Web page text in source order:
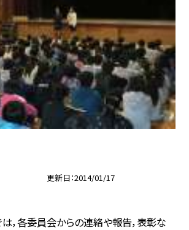
更新日 2014/01/17
，各委員会からの連絡や報告，表彰な